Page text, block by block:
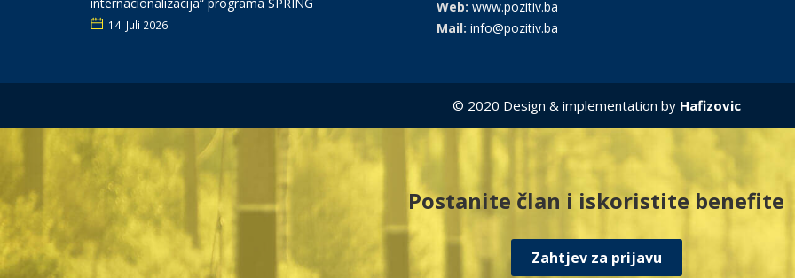
internacionalizacija“ programa SPRING
14. Juli 2026
Web: www.pozitiv.ba
Mail: info@pozitiv.ba
© 2020 Design & implementation by Hafizovic
Postanite član i iskoristite benefite
Zahtjev za prijavu